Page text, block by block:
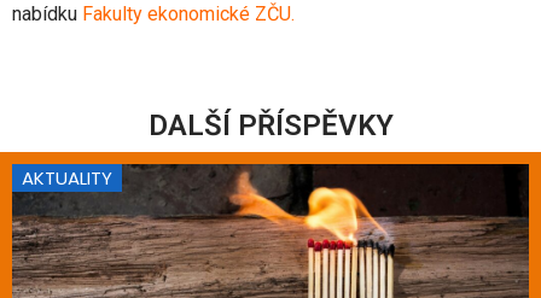
nabídku Fakulty ekonomické ZČU.
DALŠÍ PŘÍSPĚVKY
AKTUALITY